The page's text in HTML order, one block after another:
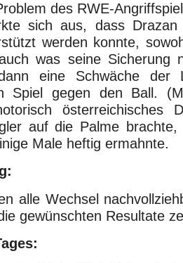
des RWE-
sich aus, dass
werden konnte,
was seine Sicherung
eine Schwäche der
Spiel gegen den Ball.
österreichisches
auf die Palme
Male heftig ermahnte.
alle Wechsel
gewünschten Resultate